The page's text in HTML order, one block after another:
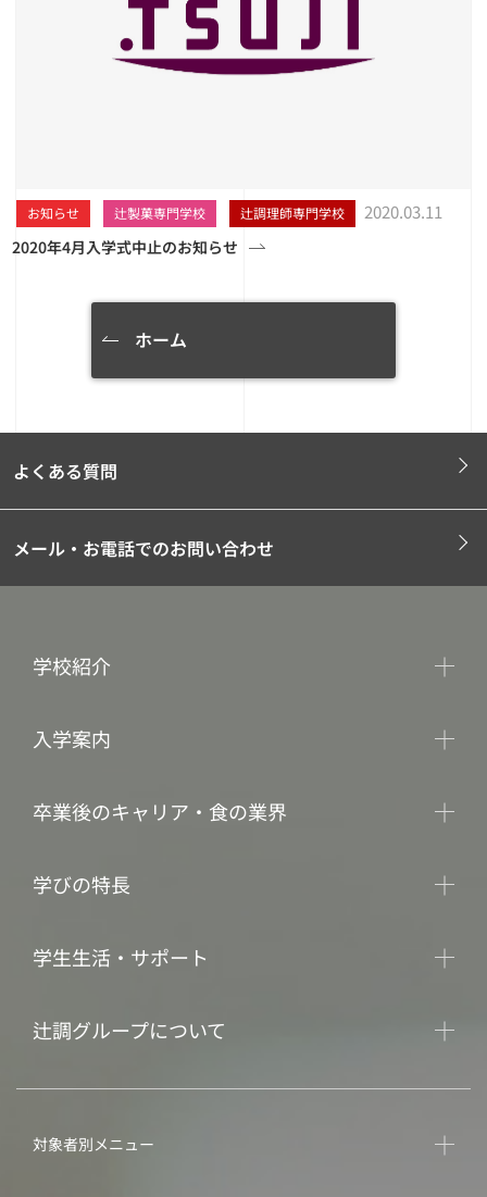
お知らせ 辻製菓専門学校 辻調理師専門学校 2020.03.11
2020年4月入学式中止のお知らせ
ホーム
よくある質問
メール・お電話でのお問い合わせ
学校紹介
入学案内
卒業後のキャリア・食の業界
学びの特長
学生生活・サポート
辻調グループについて
対象者別メニュー